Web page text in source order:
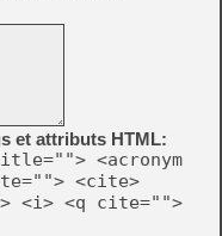
et attributs HTML:
<acronym
<cite>
<i> <q cite="">